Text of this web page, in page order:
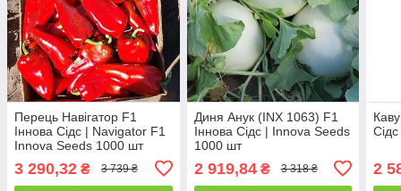
Перець Навігатор F1
Іннова Сідс | Navigator F1
Innova Seeds 1000 шт
3 290,32 ₴ 3 739 ₴
Диня Анук (INX 1063) F1
Іннова Сідс | Innova Seeds
1000 шт
2 919,84₴ 3 318 ₴ 2